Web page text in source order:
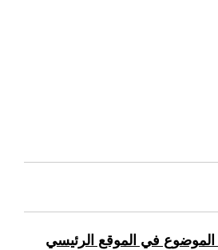
الموضوع في الموقع الرئيسي